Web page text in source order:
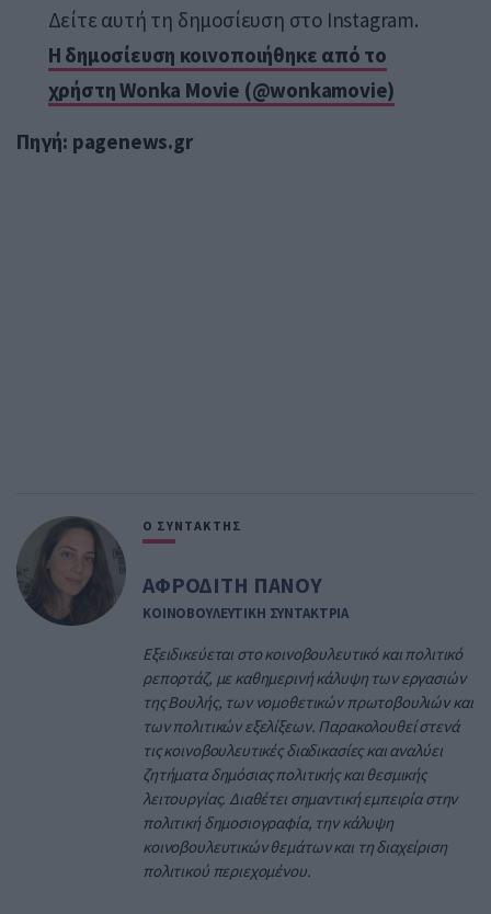
Δείτε αυτή τη δημοσίευση στο Instagram.
Η δημοσίευση κοινοποιήθηκε από το
χρήστη Wonka Movie (@wonkamovie)
Πηγή: pagenews.gr
Ο ΣΥΝΤΑΚΤΗΣ
ΑΦΡΟΔΙΤΗ ΠΑΝΟΥ
ΚΟΙΝΟΒΟΥΛΕΥΤΙΚΗ ΣΥΝΤΑΚΤΡΙΑ
Εξειδικεύεται στο κοινοβουλευτικό και πολιτικό
ρεπορτάζ, με καθημερινή κάλυψη των εργασιών
της Βουλής, των νομοθετικών πρωτοβουλιών και
των πολιτικών εξελίξεων. Παρακολουθεί στενά
τις κοινοβουλευτικές διαδικασίες και αναλύει
ζητήματα δημόσιας πολιτικής και θεσμικής
λειτουργίας. Διαθέτει σημαντική εμπειρία στην
πολιτική δημοσιογραφία, την κάλυψη
κοινοβουλευτικών θεμάτων και τη διαχείριση
πολιτικού περιεχομένου.